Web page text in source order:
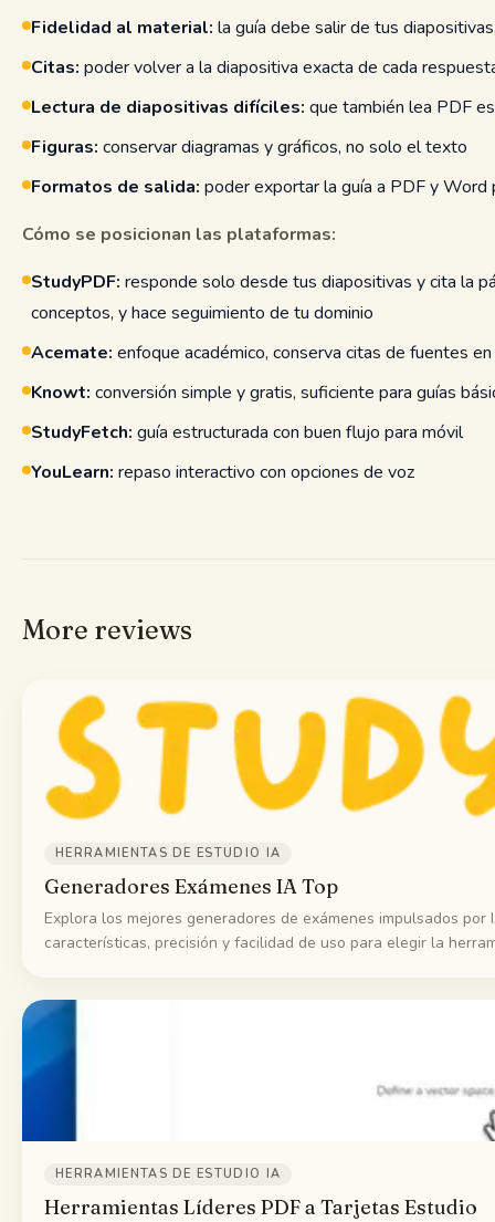
Fidelidad al material: la guía debe salir de tus
Citas: poder volver a la diapositiva exacta de cada
Lectura de diapositivas difíciles: que también lea PDF
Figuras: conservar diagramas y gráficos, no solo el texto
Formatos de salida: poder exportar la guía a PDF y Word
Cómo se posicionan las plataformas:
StudyPDF: responde solo desde tus diapositivas y cita la
conceptos, y hace seguimiento de tu dominio
Acemate: enfoque académico, conserva citas de fuentes
Knowt: conversión simple y gratis, suficiente para guías
StudyFetch: guía estructurada con buen flujo para móvil
YouLearn: repaso interactivo con opciones de voz
More reviews
HERRAMIENTAS DE ESTUDIO IA
Generadores Exámenes IA Top
Explora los mejores generadores de exámenes impulsados por
características, precisión y facilidad de uso para elegir la
HERRAMIENTAS DE ESTUDIO IA
Herramientas Líderes PDF a Tarjetas Estudio